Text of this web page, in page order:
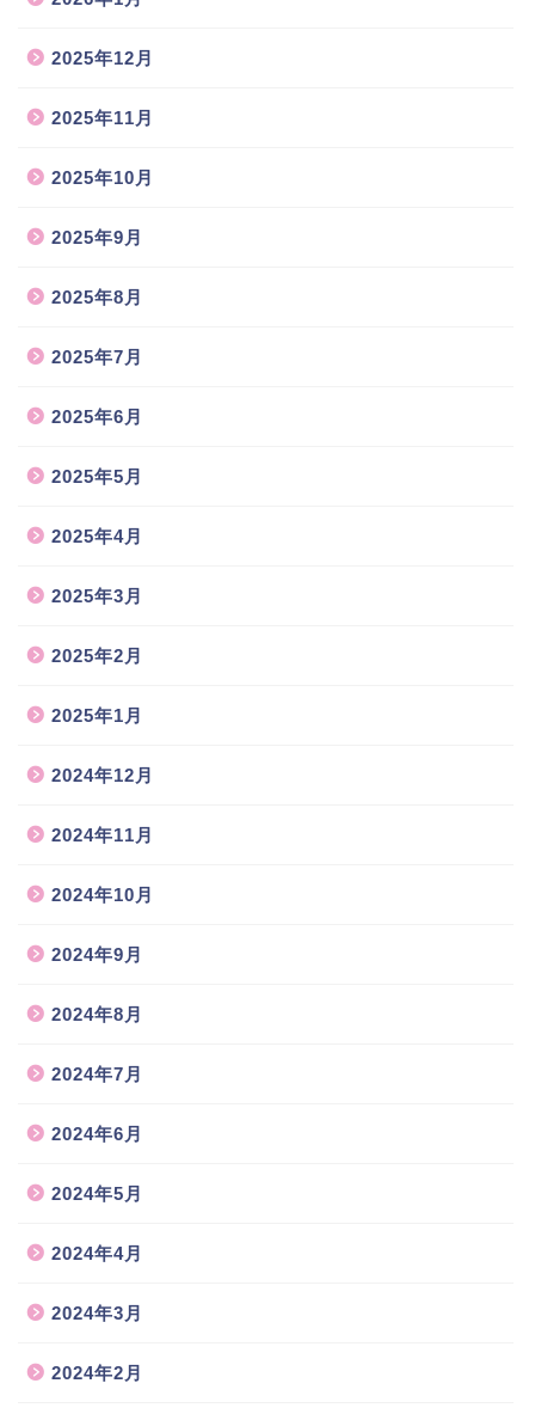
2025年12月
2025年11月
2025年10月
2025年9月
2025年8月
2025年7月
2025年6月
2025年5月
2025年4月
2025年3月
2025年2月
2025年1月
2024年12月
2024年11月
2024年10月
2024年9月
2024年8月
2024年7月
2024年6月
2024年5月
2024年4月
2024年3月
2024年2月